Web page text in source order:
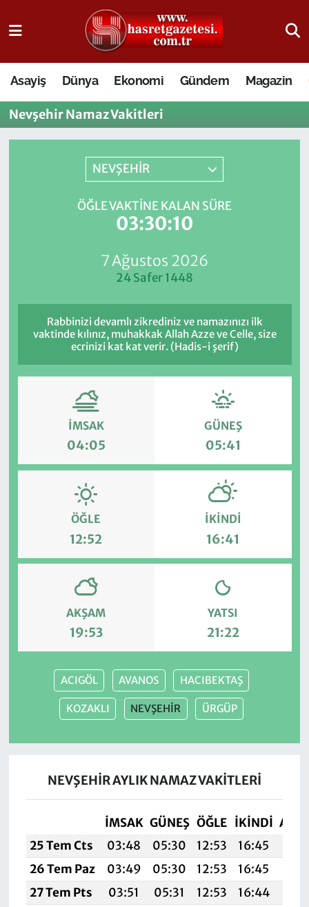
Asayiş Dünya Ekonomi Gündem Magazin
Nevşehir Namaz Vakitleri
NEVŞEHİR
ÖĞLE VAKTINE KALAN SÜRE
03:30:10
7 Ağustos 2026
24 Safer 1448
Rabbinizi devamlı zikrediniz ve namazınızı ilk
vaktinde kılınız, muhakkak Allah Azze ve Celle, size
ecrinizi kat kat verir. (Hadis-i şerif)
İMSAK
04:05
GÜNEŞ
05:41
ÖĞLE
12:52
İKINDI
16:41
AKŞAM
19:53
YATSI
21:22
ACIGÖL AVANOS HACIBEKTAŞ
KOZAKLI NEVŞEHİR ÜRGÜP
NEVŞEHİR AYLIK NAMAZ VAKITLERI
İMSAK GÜNEŞ ÖĞLE İKINDI
25 Tem Cts
03:48 05:30 12:53 16:45
26 Tem Paz
03:49 05:30 12:53 16:45
27 Tem Pts
03:51 05:31 12:53 16:44
Osmaniye Nöbetçi Eczaneler
Osmaniye Hava Durumu
Osmaniye Trafik Yoğunluk Haritası
Süper Lig Puan Durumu ve Fikstür
Son Dakika Haberleri
Haber Arşivi